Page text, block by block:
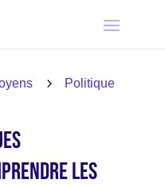
5 Politique
les